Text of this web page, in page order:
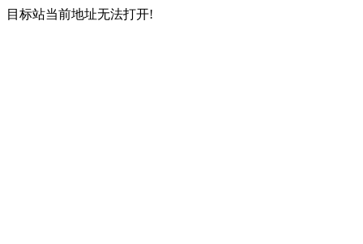
目标站当前地址无法打开!